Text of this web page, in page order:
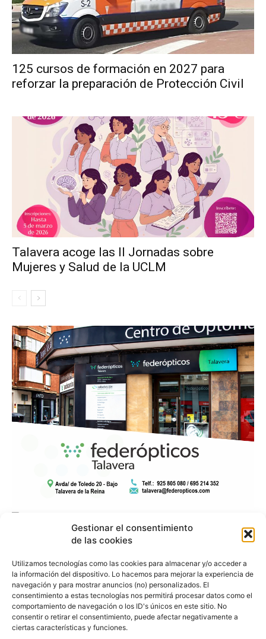
Gestionar el consentimiento
de las cookies
Utilizamos tecnologías como las cookies para almacenar y/o acceder a
la información del dispositivo. Lo hacemos para mejorar la experiencia de
navegación y para mostrar anuncios (no) personalizados. El
consentimiento a estas tecnologías nos permitirá procesar datos como el
comportamiento de navegación o los ID's únicos en este sitio. No
consentir o retirar el consentimiento, puede afectar negativamente a
ciertas características y funciones.
125 cursos de formación en 2027 para
reforzar la preparación de Protección Civil
Talavera acoge las II Jornadas sobre
Mujeres y Salud de la UCLM